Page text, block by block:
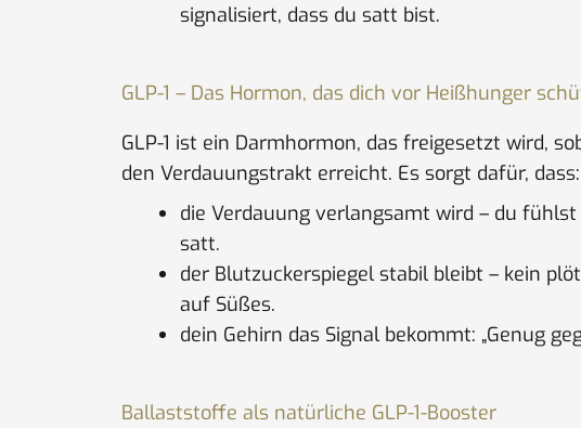
signalisiert, dass du satt bist.
GLP-1 – Das Hormon, das dich vor Heißhunger
GLP-1 ist ein Darmhormon, das freigesetzt wird,
den Verdauungstrakt erreicht. Es sorgt dafür, dass:
die Verdauung verlangsamt wird – du
satt.
der Blutzuckerspiegel stabil bleibt – kein
auf Süßes.
dein Gehirn das Signal bekommt: „Genug
Ballaststoffe als natürliche GLP-1-Booster